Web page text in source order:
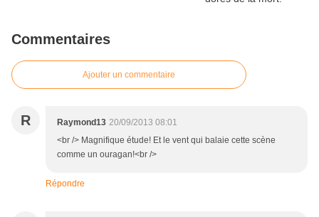
Commentaires
Ajouter un commentaire
R Raymond13 20/09/2013 08:01
<br /> Magnifique étude! Et le vent qui balaie cette scène
comme un ouragan!<br />
Répondre